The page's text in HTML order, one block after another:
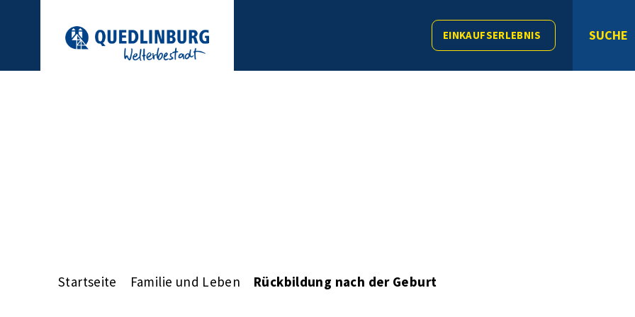
EINKAUFSERLEBNIS SUCHE
Startseite Familie und Leben Rückbildung nach der Geburt